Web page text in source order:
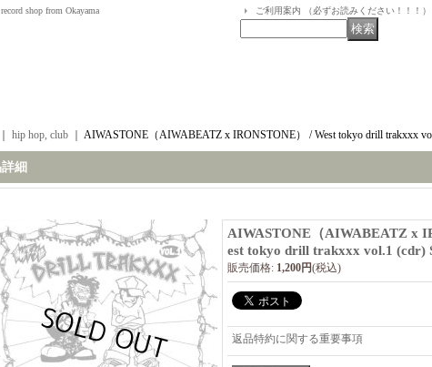
shop from Okayama ご利用案内 （必ずお読みください！！！）
hip hop, club AIWASTONE（AIWABEATZ x IRONSTONE） / West tokyo drill trakxxx
細
AIWASTONE（AIWABEATZ x
est tokyo drill trakxxx vol.1 (cdr)
販売価格: 1,200円(税込)
返品特約に関する重要事項